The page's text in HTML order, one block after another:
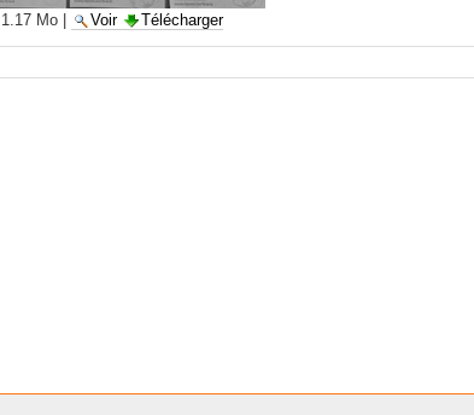
1.17 Mo | Voir
Télécharger